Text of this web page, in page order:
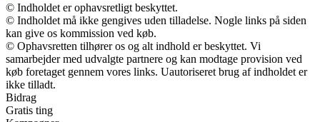
© Indholdet er ophavsretligt beskyttet.
© Indholdet må ikke gengives uden tilladelse. Nogle links på siden
kan give os kommission ved køb.
© Ophavsretten tilhører os og alt indhold er beskyttet. Vi
samarbejder med udvalgte partnere og kan modtage provision ved
køb foretaget gennem vores links. Uautoriseret brug af indholdet er
ikke tilladt.
Bidrag
Gratis ting